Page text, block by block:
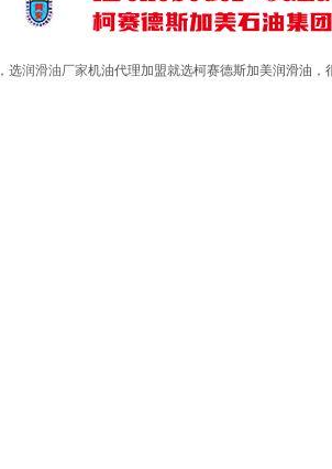
，选润滑油厂家机油代理加盟就选柯赛德斯加美润滑油，